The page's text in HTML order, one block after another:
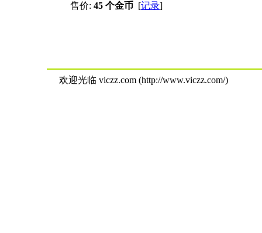
售价: 45 个金币 [记录]
欢迎光临 viczz.com (http://www.viczz.com/)